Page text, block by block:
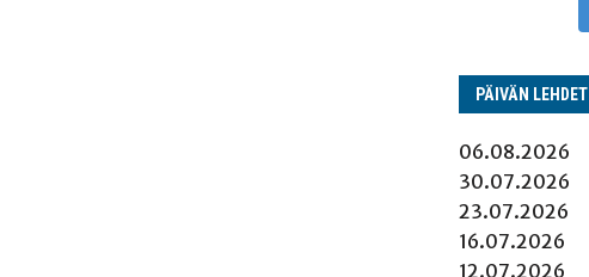
PÄI­VÄN LEHDET
06.08.2026
30.07.2026
23.07.2026
16.07.2026
12.07.2026